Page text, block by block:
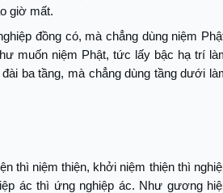
giờ mất.
đồng có, mà chẳng dùng niệm
muốn niệm Phật, tức lấy bậc hạ trí
ba tầng, mà chẳng dùng tầng dưới
thì niệm thiện, khởi niệm thiện thì
ác thì ứng nghiệp ác. Như gương